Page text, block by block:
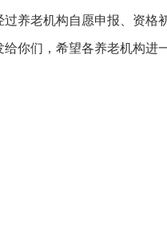
养老机构自愿申报、资
你们，希望各养老机构